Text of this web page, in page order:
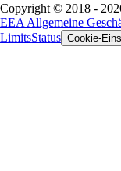
Copyright © 2018 -
EEA Allgemeine
LimitsStatus Cookie-